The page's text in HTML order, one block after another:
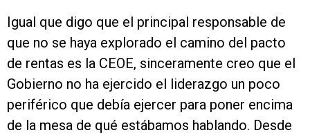
Igual que digo que el principal responsable de
que no se haya explorado el camino del pacto
de rentas es la CEOE, sinceramente creo que el
Gobierno no ha ejercido el liderazgo un poco
periférico que debía ejercer para poner encima
de la mesa de qué estábamos hablando. Desde